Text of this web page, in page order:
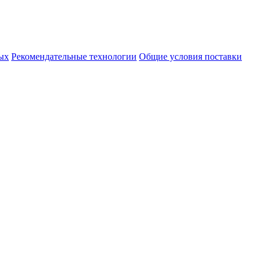
Рекомендательные технологии Общие условия поставки